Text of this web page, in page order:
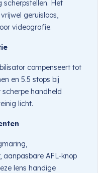
scherpstellen. Het
geruisloos,
videografie.
compenseert tot
en 5.5 stops bij
handheld
licht.
aanpasbare AFL-knop
lens handige